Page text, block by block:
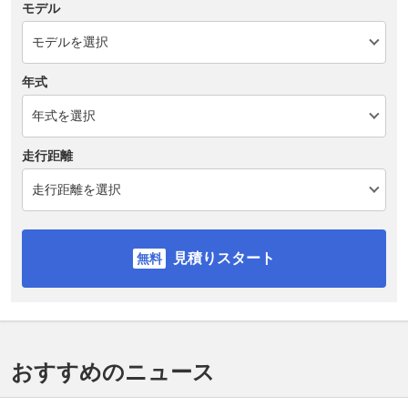
モデル
年式
走行距離
見積りスタート
おすすめのニュース